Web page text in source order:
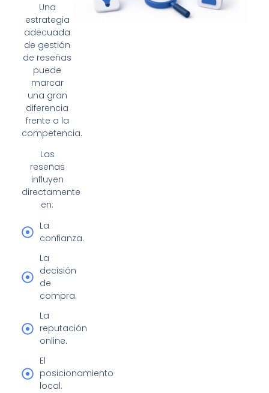
Una
estrategia
adecuada
de gestión
de reseñas
puede
marcar
una gran
diferencia
frente a la
competencia.
Las
reseñas
influyen
directamente
en:
La
confianza.
La
decisión
de
compra.
La
reputación
online.
El
posicionamiento
local.